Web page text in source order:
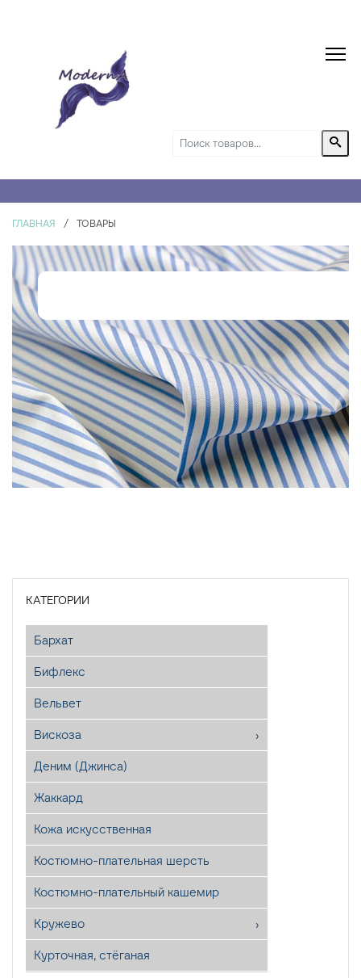
ГЛАВНАЯ / ТОВАРЫ
КАТЕГОРИИ
Бархат
Бифлекс
Вельвет
Вискоза
Деним (Джинса)
Жаккард
Кожа искусственная
Костюмно-плательная шерсть
Костюмно-плательный кашемир
Кружево
Курточная, стёганая